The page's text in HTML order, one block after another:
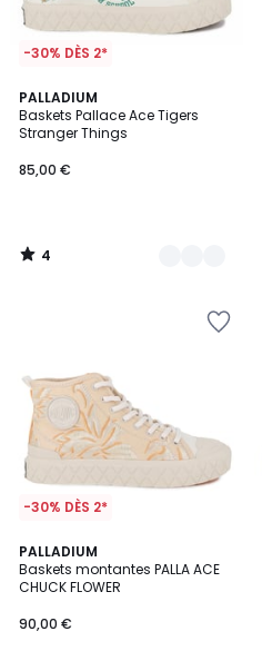
-30% DÈS 2*
PALLADIUM
Baskets Pallace Ace Tigers
Stranger Things
85,00 €
4
/
5
3
Couleurs
4
/
-30% DÈS 2*
PALLADIUM
Baskets montantes PALLA ACE
CHUCK FLOWER
90,00 €
5
/
5